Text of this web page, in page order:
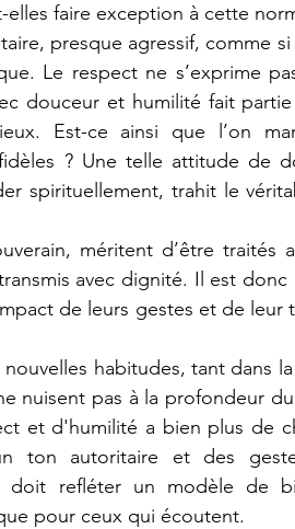
faire exception à cette
Le respect ne s’exprime
douceur et humilité fait
Est-ce ainsi que l’on
? Une telle attitude de
spirituellement, trahit le
avec dignité. Il est donc
de leurs gestes et de leur
nuisent pas à la profondeur
et d'humilité a bien plus de
ton autoritaire et des
doit refléter un modèle de
pour ceux qui écoutent.